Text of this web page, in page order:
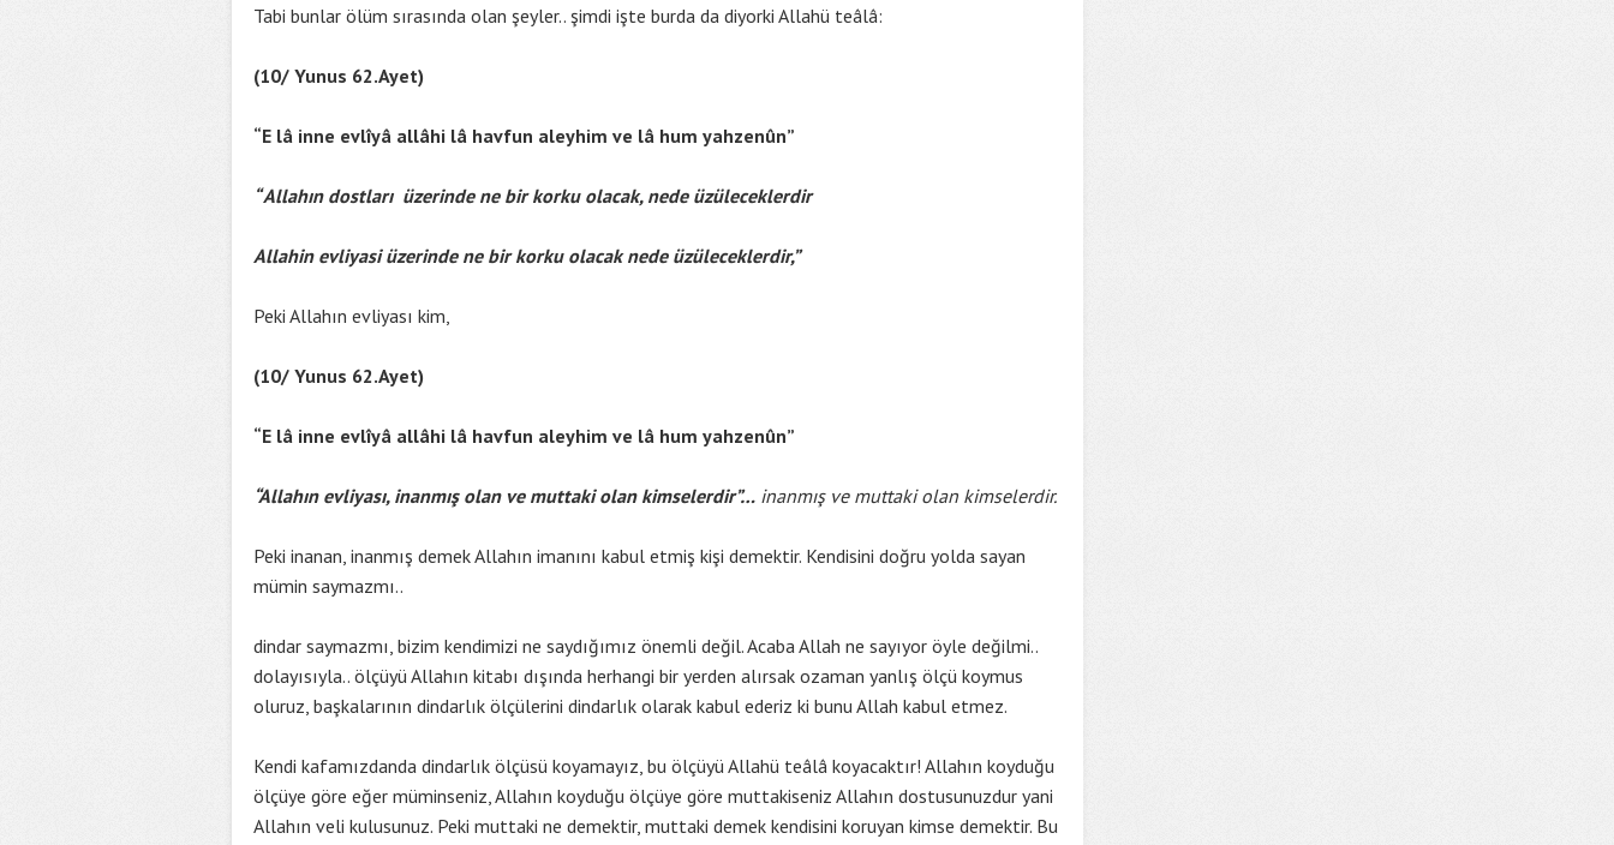
Tabi bunlar ölüm sırasında olan şeyler.. şimdi işte burda da diyorki Allahü teâlâ:
(10/ Yunus 62.Ayet)
“E lâ inne evlîyâ allâhi lâ havfun aleyhim ve lâ hum yahzenûn”
“ Allahın dostları üzerinde ne bir korku olacak, nede üzüleceklerdir
Allahin evliyasi üzerinde ne bir korku olacak nede üzüleceklerdir,”
Peki Allahın evliyası kim,
(10/ Yunus 62.Ayet)
“E lâ inne evlîyâ allâhi lâ havfun aleyhim ve lâ hum yahzenûn”
“Allahın evliyası, inanmış olan ve muttaki olan kimselerdir”… inanmış ve muttaki olan kimselerdir.
Peki inanan, inanmış demek Allahın imanını kabul etmiş kişi demektir. Kendisini doğru yolda sayan
mümin saymazmı..
dindar saymazmı, bizim kendimizi ne saydığımız önemli değil. Acaba Allah ne sayıyor öyle değilmi..
dolayısıyla.. ölçüyü Allahın kitabı dışında herhangi bir yerden alırsak ozaman yanlış ölçü koymus
oluruz, başkalarının dindarlık ölçülerini dindarlık olarak kabul ederiz ki bunu Allah kabul etmez.
Kendi kafamızdanda dindarlık ölçüsü koyamayız, bu ölçüyü Allahü teâlâ koyacaktır! Allahın koyduğu
ölçüye göre eğer müminseniz, Allahın koyduğu ölçüye göre muttakiseniz Allahın dostusunuzdur yani
Allahın veli kulusunuz. Peki muttaki ne demektir, muttaki demek kendisini koruyan kimse demektir. Bu